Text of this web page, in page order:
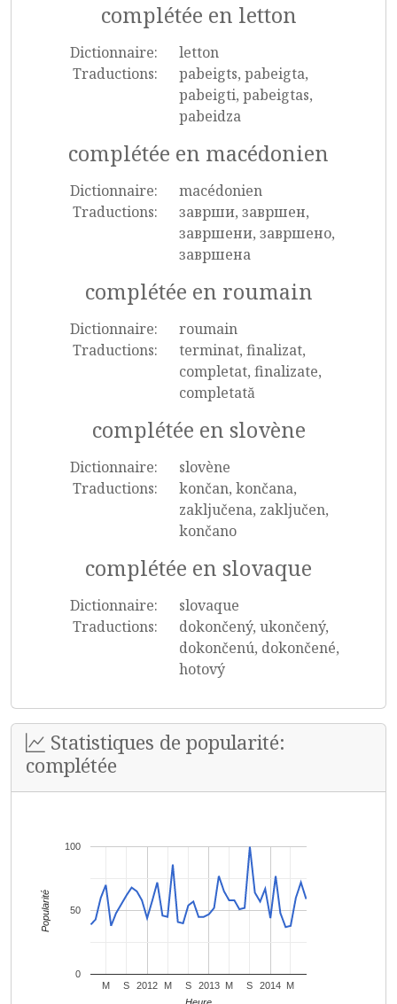
complétée en letton
Dictionnaire:
letton
Traductions:
pabeigts, pabeigta,
pabeigti, pabeigtas,
pabeidza
complétée en macédonien
Dictionnaire:
macédonien
Traductions:
заврши, завршен,
завршени, завршено,
завршена
complétée en roumain
Dictionnaire:
roumain
Traductions:
terminat, finalizat,
completat, finalizate,
completată
complétée en slovène
Dictionnaire:
slovène
Traductions:
končan, končana,
zaključena, zaključen,
končano
complétée en slovaque
Dictionnaire:
slovaque
Traductions:
dokončený, ukončený,
dokončenú, dokončené,
hotový
Statistiques de popularité:
complétée
2012 2013 2014
M S M S M S M
0
50
100
Popularité